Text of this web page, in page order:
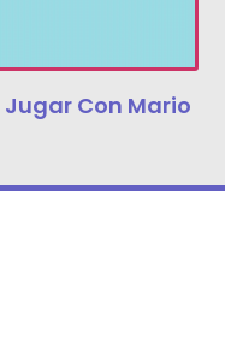
Con Mario